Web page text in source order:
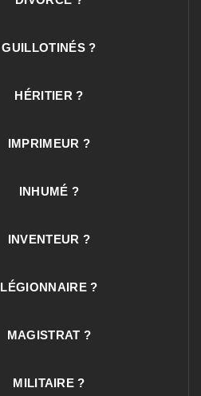
GUILLOTINÉS ?
HÉRITIER ?
IMPRIMEUR ?
INHUMÉ ?
INVENTEUR ?
LÉGIONNAIRE ?
MAGISTRAT ?
MILITAIRE ?